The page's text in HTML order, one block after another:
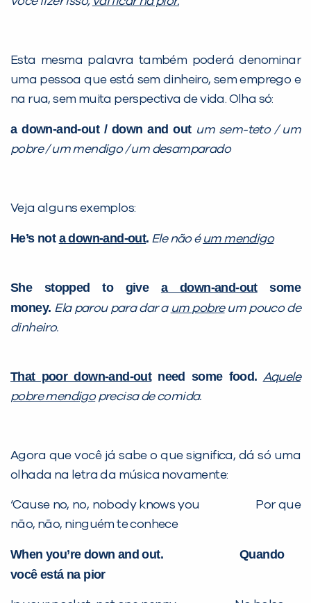
Esta mesma palavra também poderá denominar
uma pessoa que está sem dinheiro, sem emprego e
na rua, sem muita perspectiva de vida. Olha só:
a down-and-out / down and out um sem-teto / um
pobre / um mendigo / um desamparado
Veja alguns exemplos:
He’s not a down-and-out. Ele não é um mendigo
She stopped to give a down-and-outsome
money. Ela parou para dar a um pobreum pouco de
dinheiro.
That poor down-and-outneed some food. Aquele
pobre mendigoprecisa de comida.
Agora que você já sabe o que significa, dá só uma
olhada na letra da música novamente:
‘Cause no, no, nobody knows you Por que
não, não, ninguém te conhece
When you’re down and out. Quando
você está na pior